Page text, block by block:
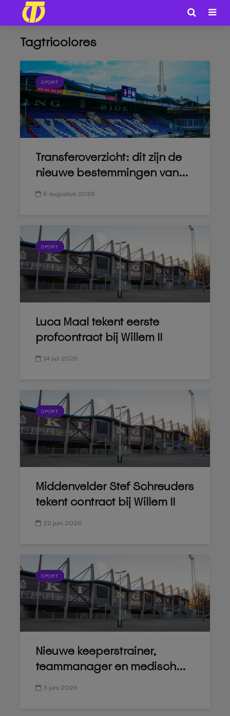
Tagtricolores
SPORT
Transferoverzicht: dit zijn de
nieuwe bestemmingen van...
6 augustus 2026
SPORT
Luca Maal tekent eerste
profcontract bij Willem II
14 juli 2026
SPORT
Middenvelder Stef Schreuders
tekent contract bij Willem II
22 juni 2026
SPORT
Nieuwe keeperstrainer,
teammanager en medisch...
3 juni 2026